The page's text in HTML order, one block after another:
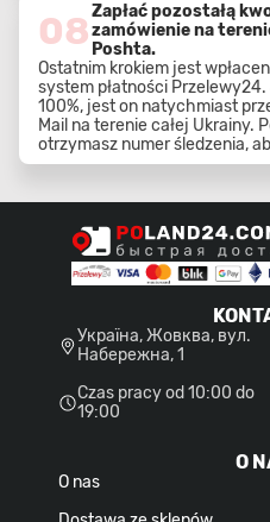
08Zapłać pozostałą
zamówienie na
Poshta.
Ostatnim krokiem jest
system płatności
100%, jest on natychmiast
Mail na terenie całej Ukrainy.
otrzymasz numer śledzenia,
O
O nas
Україна, Жовква, вул.
Набережна, 1
Czas pracy od 10:00 do
19:00